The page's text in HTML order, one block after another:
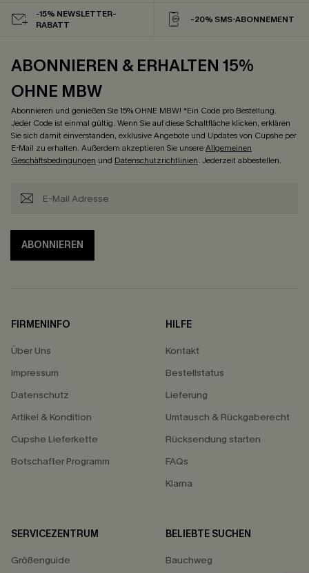
-15% NEWSLETTER-
RABATT
-20% SMS-ABONNEMENT
ABONNIEREN & ERHALTEN 15%
OHNE MBW
Abonnieren und genießen Sie 15% OHNE MBW! *Ein Code pro Bestellung.
Jeder Code ist einmal gültig. Wenn Sie auf diese Schaltfläche klicken, erklären
Sie sich damit einverstanden, exklusive Angebote und Updates von Cupshe per
E-Mail zu erhalten. Außerdem akzeptieren Sie unsereAllgemeinen
Geschäftsbedingungen und Datenschutzrichtlinien. Jederzeit abbestellen.
ABONNIEREN
FIRMENINFO
Über Uns
Impressum
Datenschutz
Artikel & Kondition
Cupshe Lieferkette
Botschafter Programm
HILFE
Kontakt
Bestellstatus
Lieferung
Umtausch & Rückgaberecht
Rücksendung starten
FAQs
Klarna
SERVICEZENTRUM
Größenguide
BELIEBTE SUCHEN
Bauchweg